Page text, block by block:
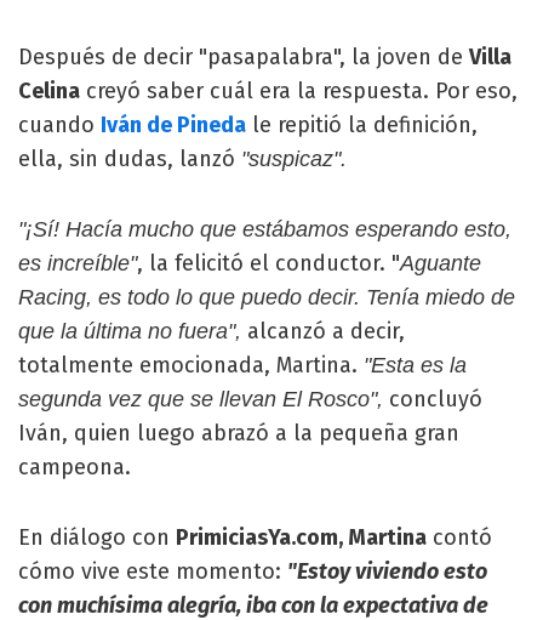
Después de decir "pasapalabra", la joven de Villa
Celina creyó saber cuál era la respuesta. Por eso,
cuando Iván de Pineda le repitió la definición,
ella, sin dudas, lanzó "suspicaz".
"¡Sí! Hacía mucho que estábamos esperando esto,
es increíble", la felicitó el conductor. "Aguante
Racing, es todo lo que puedo decir. Tenía miedo de
que la última no fuera", alcanzó a decir,
totalmente emocionada, Martina. "Esta es la
segunda vez que se llevan El Rosco", concluyó
Iván, quien luego abrazó a la pequeña gran
campeona.
En diálogo con PrimiciasYa.com, Martina contó
cómo vive este momento: "Estoy viviendo esto
con muchísima alegría, iba con la expectativa de